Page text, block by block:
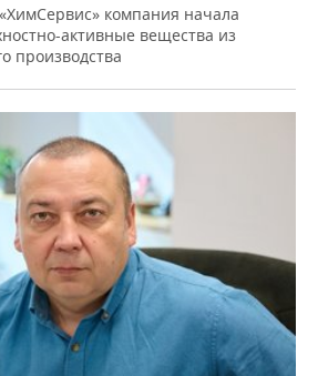
компания начала
активные вещества из
производства